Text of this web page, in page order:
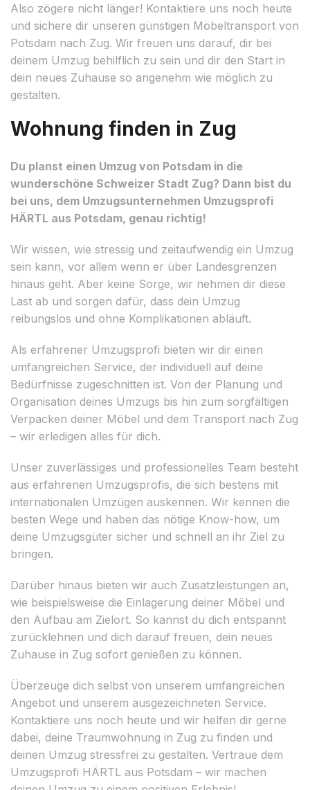
Also zögere nicht länger! Kontaktiere uns noch heute
und sichere dir unseren günstigen Möbeltransport von
Potsdam nach Zug. Wir freuen uns darauf, dir bei
deinem Umzug behilflich zu sein und dir den Start in
dein neues Zuhause so angenehm wie möglich zu
gestalten.
Wohnung finden in Zug
Du planst einen Umzug von Potsdam in die
wunderschöne Schweizer Stadt Zug? Dann bist du
bei uns, dem Umzugsunternehmen Umzugsprofi
HÄRTL aus Potsdam, genau richtig!
Wir wissen, wie stressig und zeitaufwendig ein Umzug
sein kann, vor allem wenn er über Landesgrenzen
hinaus geht. Aber keine Sorge, wir nehmen dir diese
Last ab und sorgen dafür, dass dein Umzug
reibungslos und ohne Komplikationen abläuft.
Als erfahrener Umzugsprofi bieten wir dir einen
umfangreichen Service, der individuell auf deine
Bedürfnisse zugeschnitten ist. Von der Planung und
Organisation deines Umzugs bis hin zum sorgfältigen
Verpacken deiner Möbel und dem Transport nach Zug
– wir erledigen alles für dich.
Unser zuverlässiges und professionelles Team besteht
aus erfahrenen Umzugsprofis, die sich bestens mit
internationalen Umzügen auskennen. Wir kennen die
besten Wege und haben das nötige Know-how, um
deine Umzugsgüter sicher und schnell an ihr Ziel zu
bringen.
Darüber hinaus bieten wir auch Zusatzleistungen an,
wie beispielsweise die Einlagerung deiner Möbel und
den Aufbau am Zielort. So kannst du dich entspannt
zurücklehnen und dich darauf freuen, dein neues
Zuhause in Zug sofort genießen zu können.
Überzeuge dich selbst von unserem umfangreichen
Angebot und unserem ausgezeichneten Service.
Kontaktiere uns noch heute und wir helfen dir gerne
dabei, deine Traumwohnung in Zug zu finden und
deinen Umzug stressfrei zu gestalten. Vertraue dem
Umzugsprofi HÄRTL aus Potsdam – wir machen